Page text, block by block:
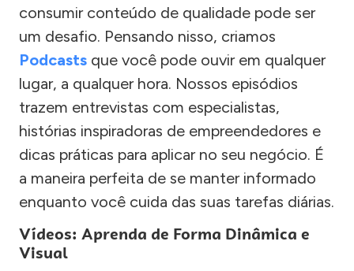
consumir conteúdo de qualidade pode ser
um desafio. Pensando nisso, criamos
Podcasts que você pode ouvir em qualquer
lugar, a qualquer hora. Nossos episódios
trazem entrevistas com especialistas,
histórias inspiradoras de empreendedores e
dicas práticas para aplicar no seu negócio. É
a maneira perfeita de se manter informado
enquanto você cuida das suas tarefas diárias.
Vídeos: Aprenda de Forma Dinâmica e
Visual